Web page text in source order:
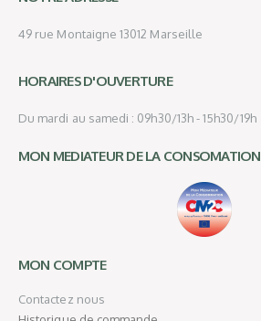
49 rue Montaigne 13012 Marseille
HORAIRES D'OUVERTURE
Du mardi au samedi : 09h30/13h - 15h30/19h
MON MEDIATEUR DE LA CONSOMATION
MON COMPTE
Contactez nous